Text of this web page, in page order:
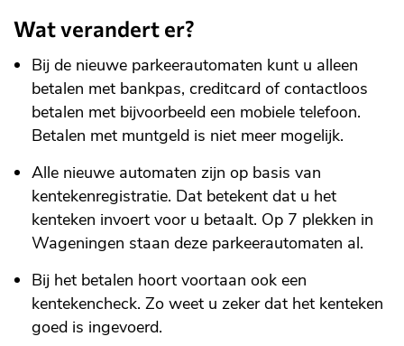
Wat verandert er?
Bij de nieuwe parkeerautomaten kunt u alleen
betalen met bankpas, creditcard of contactloos
betalen met bijvoorbeeld een mobiele telefoon.
Betalen met muntgeld is niet meer mogelijk.
Alle nieuwe automaten zijn op basis van
kentekenregistratie. Dat betekent dat u het
kenteken invoert voor u betaalt. Op 7 plekken in
Wageningen staan deze parkeerautomaten al.
Bij het betalen hoort voortaan ook een
kentekencheck. Zo weet u zeker dat het kenteken
goed is ingevoerd.